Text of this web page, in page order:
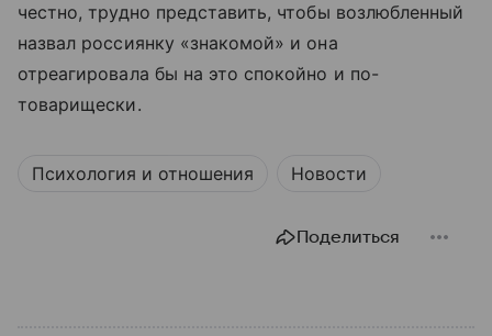
честно, трудно представить, чтобы возлюбленный
назвал россиянку «знакомой» и она
отреагировала бы на это спокойно и по-
товарищески.
Психология и отношения Новости
Поделиться